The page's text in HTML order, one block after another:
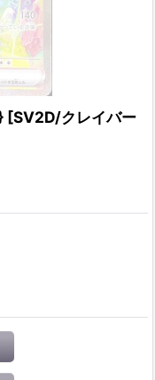
[SV2D/クレイバー